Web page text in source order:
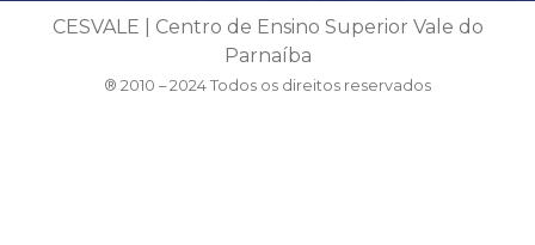
CESVALE | Centro de Ensino Superior Vale do
Parnaíba
® 2010 – 2024 Todos os direitos reservados